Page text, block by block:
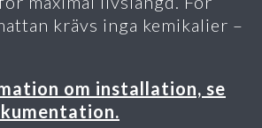
krävs inga kemikalier –
om installation, se